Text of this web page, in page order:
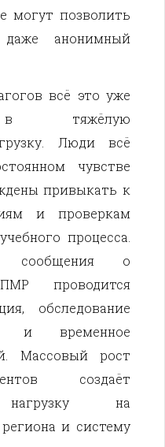
могут позволить
даже анонимный
всё это уже
в тяжёлую
Люди всё
чувстве
привыкать к
и проверкам
процесса.
сообщения о
проводится
обследование
и временное
Массовый рост
создаёт
нагрузку на
и систему